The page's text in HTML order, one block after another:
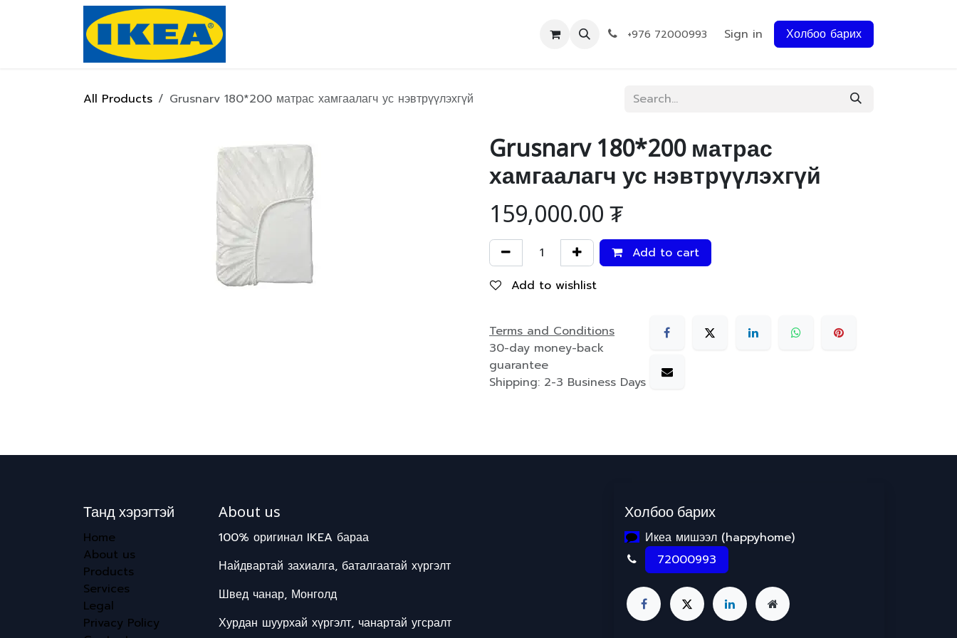
Skip to Content
+976 72000993 Sign in Холбоо барих
All Products Grusnarv 180*200 матрас хамгаалагч ус нэвтрүүлэхгүй
Grusnarv 180*200 матрас
хамгаалагч ус нэвтрүүлэхгүй
159,000.00₮
Add to cart
Add to wishlist
Terms and Conditions
30-day money-back
guarantee
Shipping: 2-3 Business Days
Танд хэрэгтэй
Home
About us
Products
Services
Legal
Privacy Policy
About us
100% оригинал IKEA бараа
Найдвартай захиалга, баталгаатай хүргэлт
Швед чанар, Монголд
Хурдан шуурхай хүргэлт, чанартай угсралт
Холбоо барих
Икеа мишээл (happyhome)
72000993